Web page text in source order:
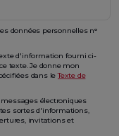
données personnelles n°
d'information fourni ci-
texte. Je donne mon
dans leTexte de
électroniques
sortes d'informations,
invitations et